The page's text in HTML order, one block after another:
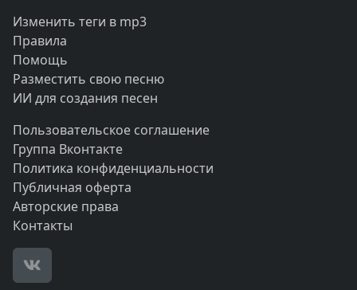
Изменить теги в mp3
Правила
Помощь
Разместить свою песню
ИИ для создания песен
Пользовательское соглашение
Группа Вконтакте
Политика конфиденциальности
Публичная оферта
Авторские права
Контакты